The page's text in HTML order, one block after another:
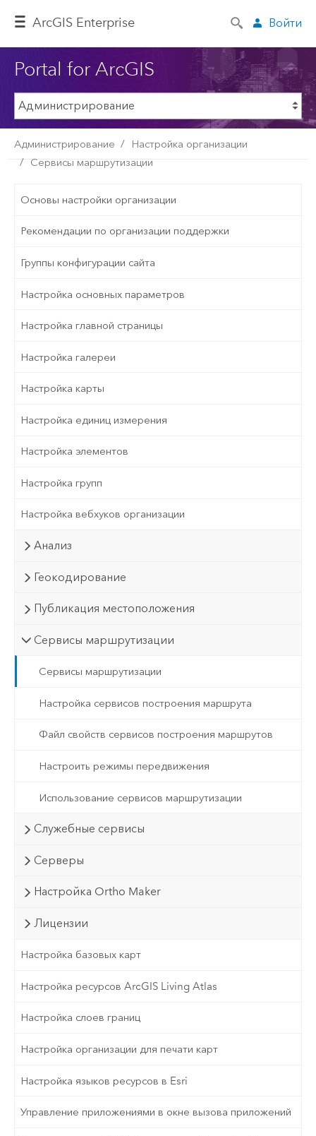
ArcGIS Enterprise Войти
Portal for ArcGIS
Администрирование
Настройка организации
Сервисы маршрутизации
Основы настройки организации
Рекомендации по организации поддержки
Группы конфигурации сайта
Настройка основных параметров
Настройка главной страницы
Настройка галереи
Настройка карты
Настройка единиц измерения
Настройка элементов
Настройка групп
Настройка вебхуков организации
Анализ
Геокодирование
Публикация местоположения
Сервисы маршрутизации
Сервисы маршрутизации
Настройка сервисов построения маршрута
Файл свойств сервисов построения маршрутов
Настроить режимы передвижения
Использование сервисов маршрутизации
Служебные сервисы
Серверы
Настройка Ortho Maker
Лицензии
Настройка базовых карт
Настройка ресурсов ArcGIS Living Atlas
Настройка слоев границ
Настройка организации для печати карт
Настройка языков ресурсов в Esri
Управление приложениями в окне вызова приложений